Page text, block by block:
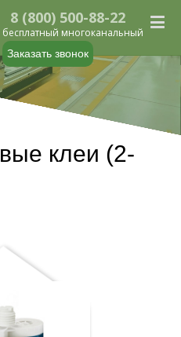
Заказать звонок
8 (800) 500-88-22
бесплатный многоканальный
клеи (2-